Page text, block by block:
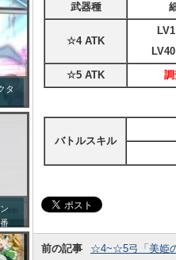
タ
武器種
☆4 ATK
LV40
☆5 ATK
調
バトルスキル
前の記事
☆4~☆5弓「美姫